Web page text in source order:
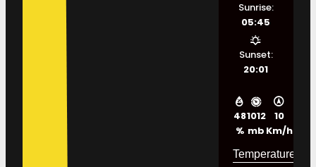
48
%
1012
mb
10
Km/h
Sunrise:
05:45
Sunset:
20:01